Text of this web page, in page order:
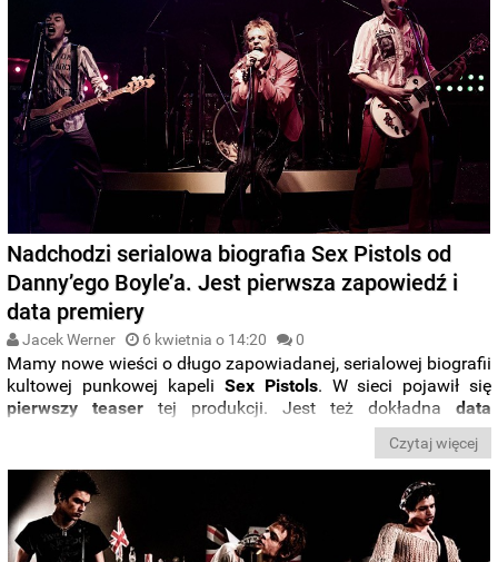
Nadchodzi serialowa biografia Sex Pistols od
Danny’ego Boyle’a. Jest pierwsza zapowiedź i
data premiery
Jacek Werner 6 kwietnia o 14:20 0
Mamy nowe wieści o długo zapowiadanej, serialowej biografii
kultowej punkowej kapeli Sex Pistols. W sieci pojawił się
pierwszy teaser tej produkcji. Jest też dokładnadata
Czytaj więcej